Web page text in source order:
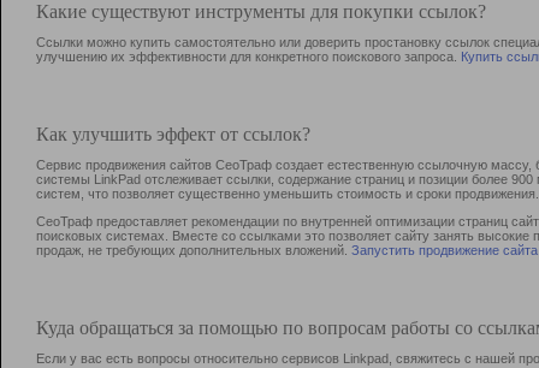
Какие существуют инструменты для покупки ссылок?
Ссылки можно купить самостоятельно или доверить простановку ссылок
улучшению их эффективности для конкретного поискового запроса. Купить
Как улучшить эффект от ссылок?
Сервис продвижения сайтов СеоТраф создает естественную ссылочную
системы LinkPad отслеживает ссылки, содержание страниц и позиции более
систем, что позволяет существенно уменьшить стоимость и сроки продвижения.
СеоТраф предоставляет рекомендации по внутренней оптимизации страниц
поисковых системах. Вместе со ссылками это позволяет сайту занять
продаж, не требующих дополнительных вложений. Запустить продвижение сайта
Куда обращаться за помощью по вопросам работы со
Если у вас есть вопросы относительно сервисов Linkpad, свяжитесь с нашей